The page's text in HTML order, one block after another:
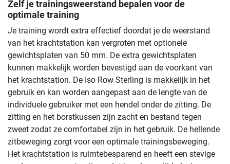
Zelf je trainingsweerstand bepalen voor de
optimale training
Je training wordt extra effectief doordat je de weerstand
van het krachtstation kan vergroten met optionele
gewichtsplaten van 50 mm. De extra gewichtsplaten
kunnen makkelijk worden bevestigd aan de voorkant van
het krachtstation. De Iso Row Sterling is makkelijk in het
gebruik en kan worden aangepast aan de lengte van de
individuele gebruiker met een hendel onder de zitting. De
zitting en het borstkussen zijn zacht en bestand tegen
zweet zodat ze comfortabel zijn in het gebruik. De hellende
zitbeweging zorgt voor een optimale trainingsbeweging.
Het krachtstation is ruimtebesparend en heeft een stevige